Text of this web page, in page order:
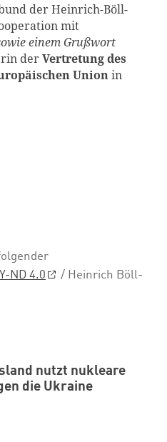
der Heinrich-Böll-
mit
einem Grußwort
derVertretung des
Unionin
ND 4.0
/ Heinrich Böll-
nutzt nukleare
die Ukraine